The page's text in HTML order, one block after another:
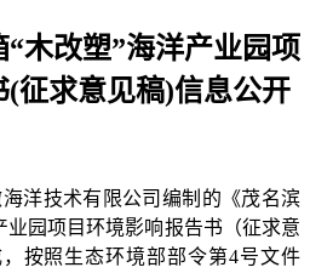
木改塑”海洋产业园项
(征求意见稿)信息公开
技术有限公司编制的《茂名滨
业园项目环境影响报告书（征求意
按照生态环境部部令第4号文件